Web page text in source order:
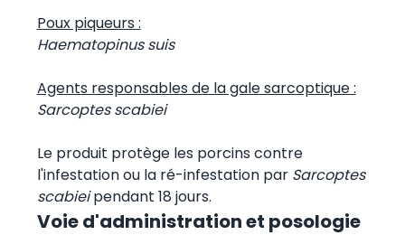
Poux piqueurs :
Haematopinus suis
Agents responsables de la gale sarcoptique :
Sarcoptes scabiei
Le produit protège les porcins contre
l'infestation ou la ré-infestation par Sarcoptes
scabieipendant 18 jours.
Voie d'administration et posologie